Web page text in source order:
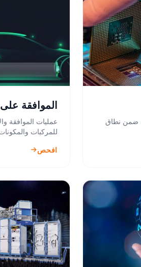
ضمن نطاق
الموافقة
للمركبات
افحص